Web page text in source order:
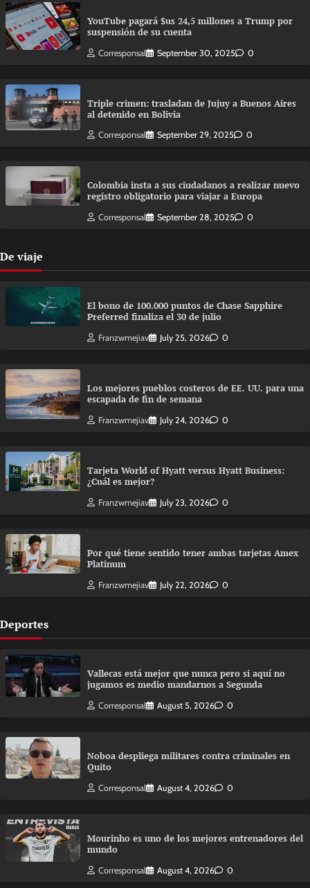
YouTube pagará $us 24,5 millones a Trump por
suspensión de su cuenta
Corresponsal September 30, 2025 0
Triple crimen: trasladan de Jujuy a Buenos Aires
al detenido en Bolivia
Corresponsal September 29, 2025 0
Colombia insta a sus ciudadanos a realizar nuevo
registro obligatorio para viajar a Europa
Corresponsal September 28, 2025 0
De viaje
El bono de 100.000 puntos de Chase Sapphire
Preferred finaliza el 30 de julio
Franzwmejiav July 25, 2026 0
Los mejores pueblos costeros de EE. UU. para una
escapada de fin de semana
Franzwmejiav July 24, 2026 0
Tarjeta World of Hyatt versus Hyatt Business:
¿Cuál es mejor?
Franzwmejiav July 23, 2026 0
Por qué tiene sentido tener ambas tarjetas Amex
Platinum
Franzwmejiav July 22, 2026 0
Deportes
Vallecas está mejor que nunca pero si aquí no
jugamos es medio mandarnos a Segunda
Corresponsal August 5, 2026 0
Noboa despliega militares contra criminales en
Quito
Corresponsal August 4, 2026 0
Mourinho es uno de los mejores entrenadores del
mundo
Corresponsal August 4, 2026 0